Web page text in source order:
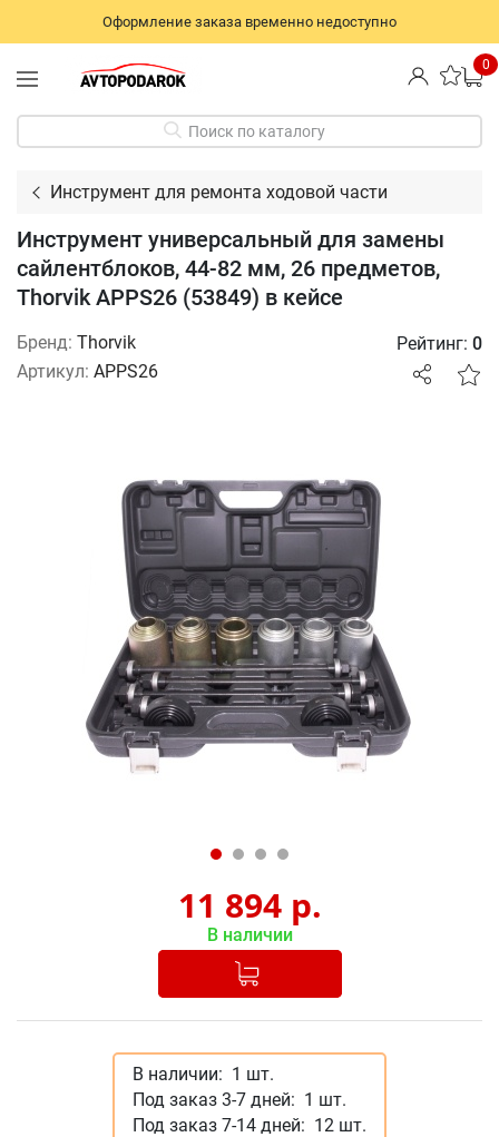
Оформление заказа временно недоступно
0
Поиск по каталогу
Инструмент для ремонта ходовой части
Инструмент универсальный для замены
сайлентблоков, 44-82 мм, 26 предметов,
Thorvik APPS26 (53849) в кейсе
Бренд: Thorvik
Артикул: APPS26
Рейтинг: 0
11 894 р.
В наличии
Добавлено в корзину
В наличии: 1 шт.
Под заказ 3-7 дней: 1 шт.
Под заказ 7-14 дней: 12 шт.